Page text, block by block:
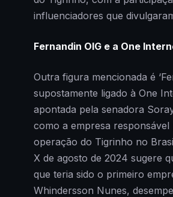
influenciadores que
Fernandin OIG e a One
Outra figura mencionada é
supostamente ligado à One
apontada pela senadora
como a empresa responsável
operação do Tigrinho no
X de agosto de 2024 sugere
que teria sido o primeiro
Whindersson Nunes,